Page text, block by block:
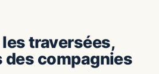
traversées,
des compagnies